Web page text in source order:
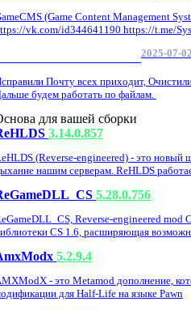
(Game Content Management
vk.com/id344641190 https://t.me/
2025-07-02
Почту всех приходит,
будем работать по файлам.
для вашей сборки
3.14.0.857
(Reverse-engineered) - это новый
нашим серверам. ReHLDS
5.28.0.756
Reverse-engineered mod
CS 1.6, расширяющая
5.2.9.4
- это Metamod дополнение,
для Half-Life на языке Pawn